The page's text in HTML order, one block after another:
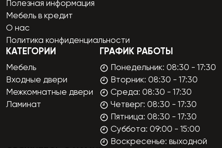
Полезная информация
Мебель в кредит
О нас
Политика конфиденциальности
КАТЕГОРИИ
Мебель
Входные двери
Межкомнатные двери
Ламинат
ГРАФИК РАБОТЫ
Понедельник: 08:30 - 17:30
Вторник: 08:30 - 17:30
Среда: 08:30 - 17:30
Четверг: 08:30 - 17:30
Пятница: 08:30 - 17:30
Суббота: 09:00 - 15:00
Воскресенье: выходной